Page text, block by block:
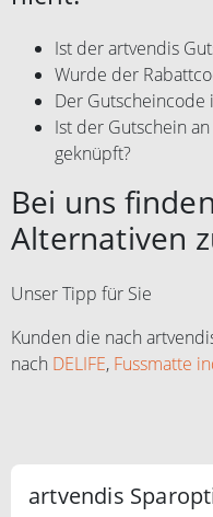
Ist der artvendis
Wurde der
Der Gutscheincode
Ist der Gutschein
geknüpft?
Bei uns
Alternativen
Unser Tipp für Sie
Kunden die nach
nach DELIFE, Fussmatte
artvendis